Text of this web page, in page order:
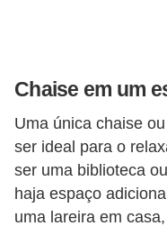
Chaise em um
Uma única chaise
ser ideal para o
ser uma biblioteca
haja espaço
uma lareira em